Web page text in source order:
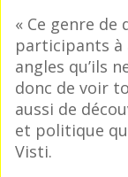
« Ce genre de
participants à
angles qu’ils
donc de voir
aussi de
et politique
Visti.